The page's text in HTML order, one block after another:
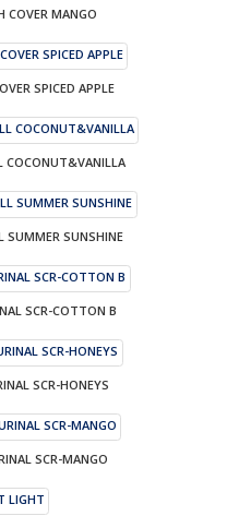
COVER MANGO
SPICED APPLE
COCONUT&VANILLA
SUMMER SUNSHINE
SCR-COTTON B
SCR-HONEYS
SCR-MANGO